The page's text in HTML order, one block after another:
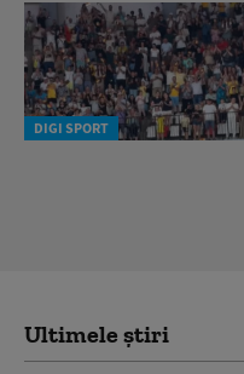
DIGI SPORT
Ultimele știri